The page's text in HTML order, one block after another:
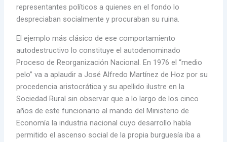
representantes políticos a quienes en el fondo lo
despreciaban socialmente y procuraban su ruina.
El ejemplo más clásico de ese comportamiento
autodestructivo lo constituye el autodenominado
Proceso de Reorganización Nacional. En 1976 el “medio
pelo” va a aplaudir a José Alfredo Martínez de Hoz por su
procedencia aristocrática y su apellido ilustre en la
Sociedad Rural sin observar que a lo largo de los cinco
años de este funcionario al mando del Ministerio de
Economía la industria nacional cuyo desarrollo había
permitido el ascenso social de la propia burguesía iba a